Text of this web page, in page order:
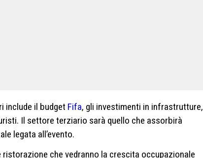
include il budget Fifa, gli investimenti in infrastrutture,
Il settore terziario sarà quello che assorbirà
legata all’evento.
che vedranno la crescita occupazionale